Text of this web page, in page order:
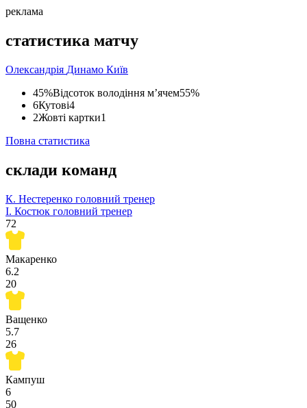
реклама
статистика матчу
Олександрія Динамо Київ
45%Відсоток володіння м’ячем55%
6Кутові4
2Жовті картки1
Повна статистика
склади команд
К. Нестеренко головний тренер
І. Костюк головний тренер
72
Макаренко
6.2
20
Ващенко
5.7
26
Кампуш
6
50